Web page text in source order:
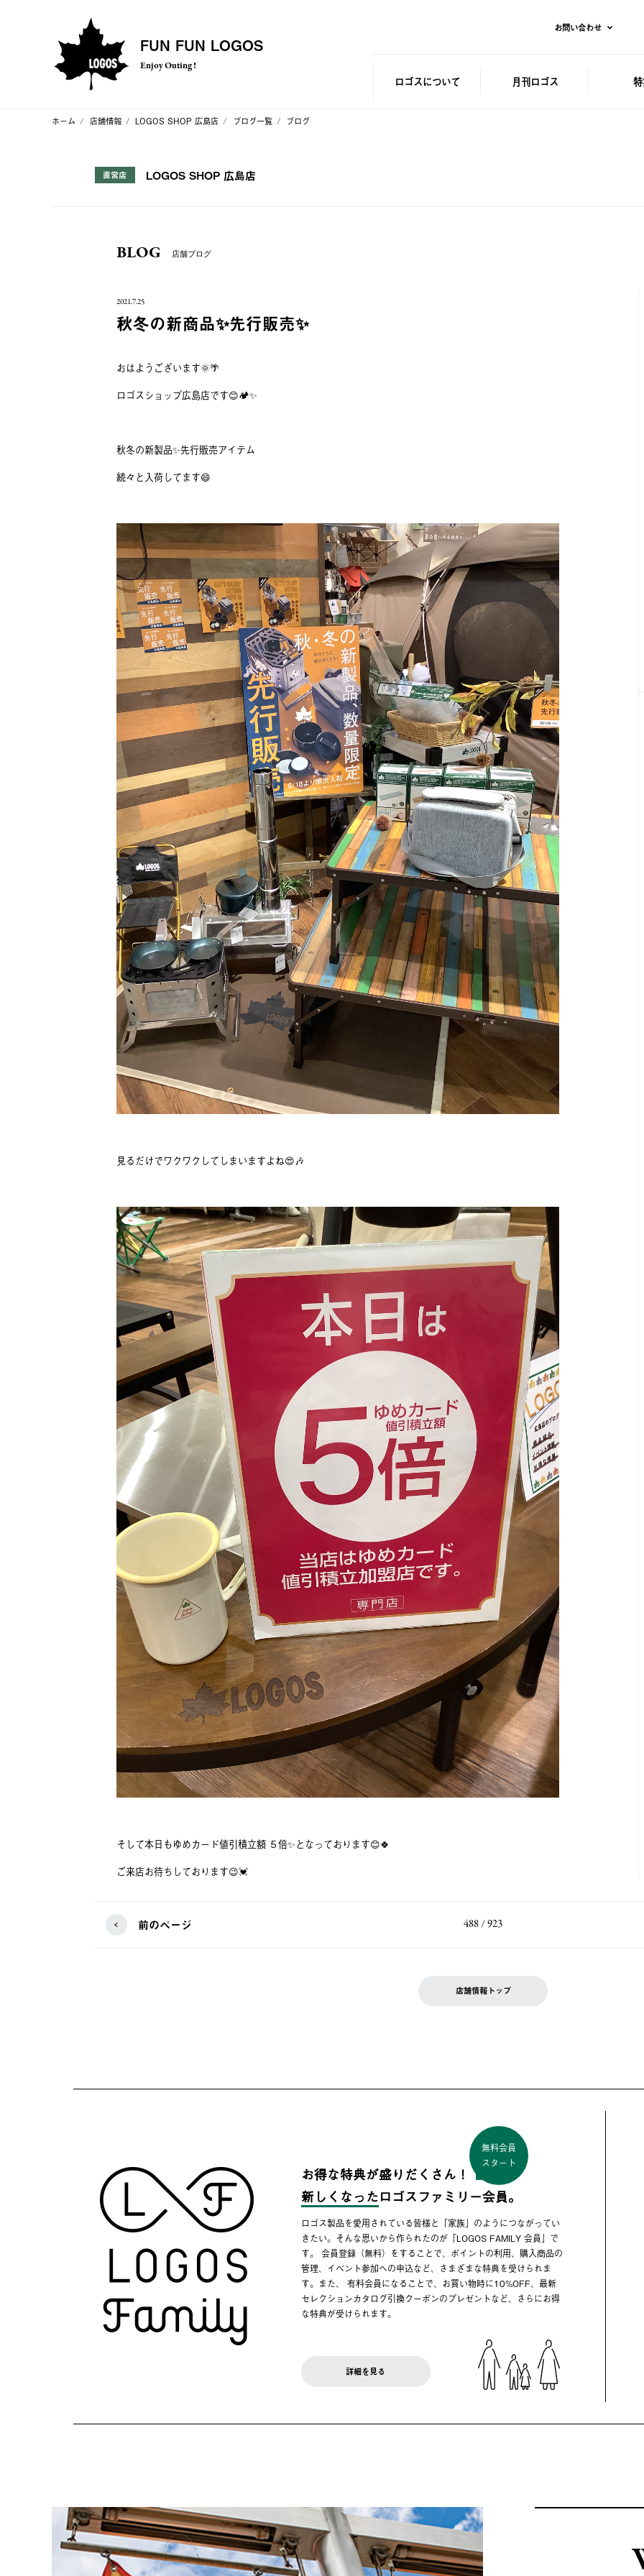
FUN FUN LOGOS
Enjoy Outing !
お問い合わせ
ロゴスについて 月刊ロゴス
ホーム 店舗情報 LOGOS SHOP 広島店 ブログ一覧 ブログ
直営店 LOGOS SHOP 広島店
BLOG 店舗ブログ
2021.7.25
秋冬の新商品✨先行販売✨
おはようございます🌞🌴
ロゴスショップ広島店です😊🏕✨
秋冬の新製品✨先行販売アイテム
続々と入荷してます😄
見るだけでワクワクしてしまいますよね😍🎶
そして本日もゆめカード値引積立額 ５倍✨となっております😊🍀
ご来店お待ちしております😉💓
前のページ 488 / 923
店舗情報トップ
お得な特典が盛りだくさん！
無料会員
スタート
新しくなったロゴスファミリー会員。
ロゴス製品を愛用されている皆様と「家族」のようにつながってい
きたい。そんな思いから作られたのが「LOGOS FAMILY 会員」で
す。 会員登録（無料）をすることで、ポイントの利用、購入商品の
管理、イベント参加への申込など、さまざまな特典を受けられま
す。また、 有料会員になることで、お買い物時に10%OFF、最新
セレクションカタログ引換クーポンのプレゼントなど、さらにお得
な特典が受けられます。
詳細を見る